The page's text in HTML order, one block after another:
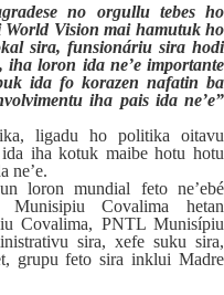
no orgullu tebes ho
World Vision mai hamutuk ho
sira, funsionáriu sira hodi
loron ida ne’e importante
ida fo korazen nafatin ba
iha pais ida ne’e”
ligadu ho politika oitavu
iha kotuk maibe hotu hotu
ne’e.
loron mundial feto ne’ebé
Covalima hetan
Covalima, PNTL Munisípiu
sira, xefe suku sira,
grupu feto sira inklui Madre